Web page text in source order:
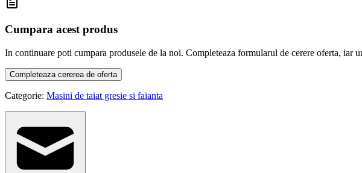
Cumpara acest produs
In continuare poti cumpara produsele de la noi. Completeaza formularul de cerere oferta,
Completeaza cererea de oferta
Categorie: Masini de taiat gresie si faianta